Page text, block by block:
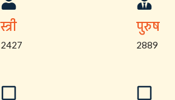
स्त्री
2427
पुरुष
2889